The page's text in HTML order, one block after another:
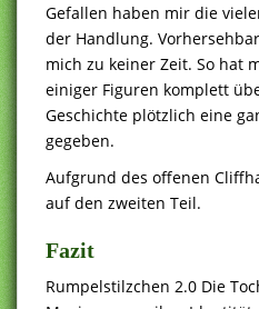
Gefallen haben mir die
der Handlung.
mich zu keiner Zeit. So hat
einiger Figuren komplett
Geschichte plötzlich eine
gegeben.
Aufgrund des offenen
auf den zweiten Teil.
Fazit
Rumpelstilzchen 2.0 Die